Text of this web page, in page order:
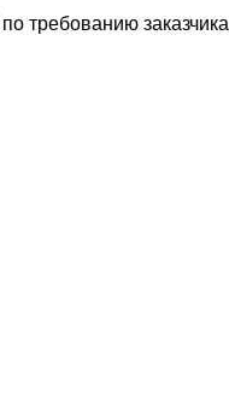
требованию заказчика